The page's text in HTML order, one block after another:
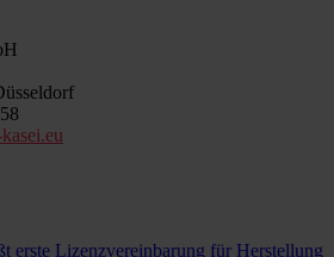
erste Lizenzvereinbarung für Herstellung